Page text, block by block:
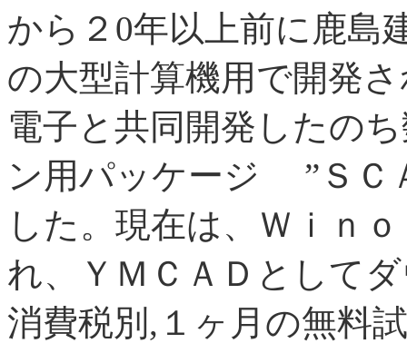
から２0年以上前に鹿
の大型計算機用で開発
電子と共同開発したの
ン用パッケージ ”ＳＣ
した。現在は、Ｗｉｎ
れ、ＹＭＣＡＤとして
消費税別,１ヶ月の無料